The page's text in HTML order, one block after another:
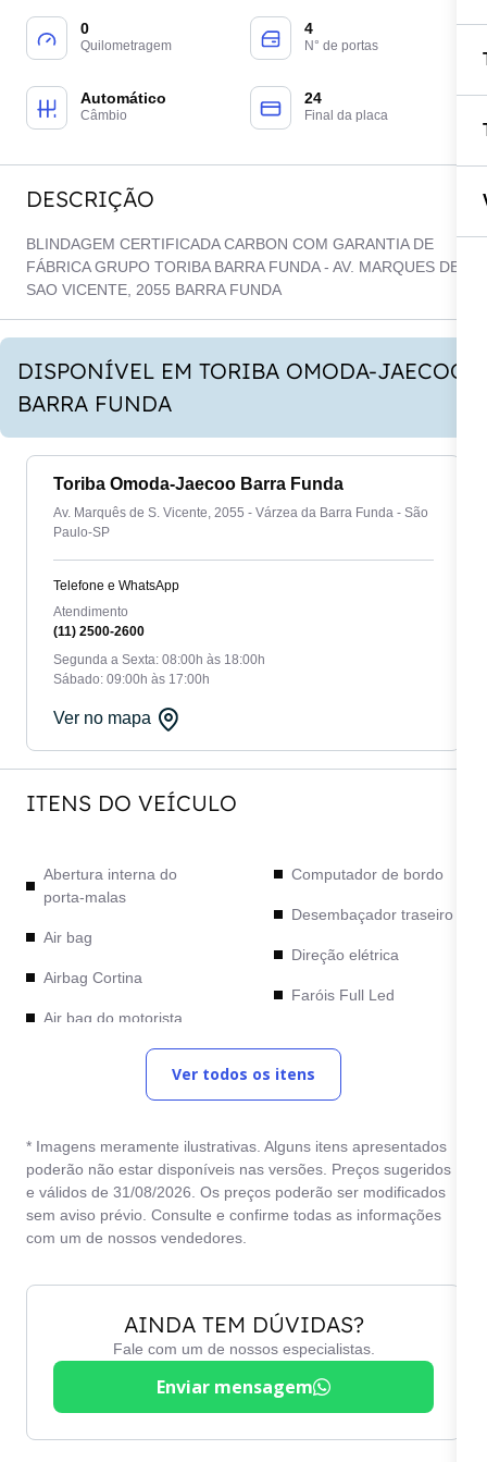
0
Quilometragem
4
N° de portas
Automático
Câmbio
24
Final da placa
DESCRIÇÃO
BLINDAGEM CERTIFICADA CARBON COM GARANTIA DE
FÁBRICA GRUPO TORIBA BARRA FUNDA - AV. MARQUES DE
SAO VICENTE, 2055 BARRA FUNDA
DISPONÍVEL EM TORIBA OMODA-JAECOO
BARRA FUNDA
Toriba Omoda-Jaecoo Barra Funda
Av. Marquês de S. Vicente, 2055 - Várzea da Barra Funda - São
Paulo-SP
Telefone e WhatsApp
Atendimento
(11) 2500-2600
Segunda a Sexta: 08:00h às 18:00h
Sábado: 09:00h às 17:00h
Ver no mapa
ITENS DO VEÍCULO
Abertura interna do
porta-malas
Air bag
Airbag Cortina
Air bag do motorista
Air bag do passageiro
Alto falantes dianteiros
Alto falantes traseiros
Ar condicionado
Auto Hold
Banco com regulagem
Computador de bordo
Desembaçador traseiro
Direção elétrica
Faróis Full Led
Limpador traseiro
veículo
Piloto automático
Pintura metálica
Relógio digital
Retrovisores elétricos
Ver todos os itens
* Imagens meramente ilustrativas. Alguns itens apresentados
poderão não estar disponíveis nas versões. Preços sugeridos
e válidos de 31/08/2026. Os preços poderão ser modificados
sem aviso prévio. Consulte e confirme todas as informações
com um de nossos vendedores.
AINDA TEM DÚVIDAS?
Fale com um de nossos especialistas.
Enviar mensagem